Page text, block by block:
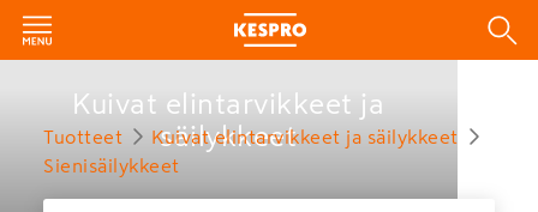
Kuivat elintarvikkeet ja
säilykkeet
Tuotteet
Kuivat elintarvikkeet ja säilykkeet
Sienisäilykkeet